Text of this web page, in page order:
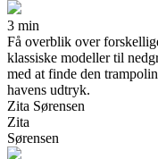
3 min
Få overblik over
klassiske modeller til
med at finde den
havens udtryk.
Zita Sørensen
Zita
Sørensen